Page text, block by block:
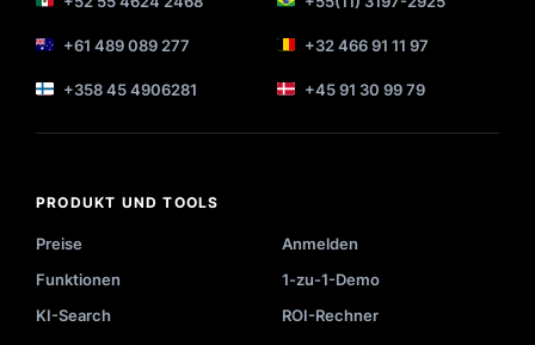
+61 489 089 277 +32 466 91 11 97
+358 45 4906281 +45 91 30 99 79
PRODUKT UND TOOLS
Preise
Anmelden
Funktionen
1-zu-1-Demo
KI-Search
ROI-Rechner